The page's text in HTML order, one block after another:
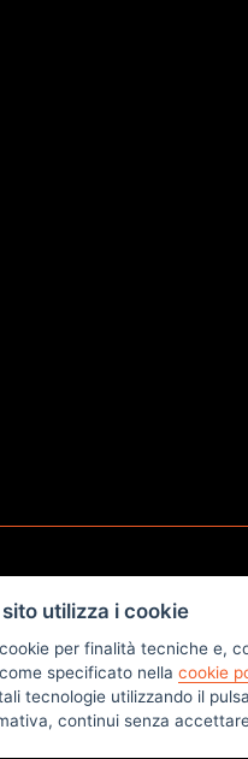
Bedon e Poletto Snc
via Ponte Roda
sito utilizza i cookie
per finalità tecniche e,
specificato nella cookie
tecnologie utilizzando il
continui senza